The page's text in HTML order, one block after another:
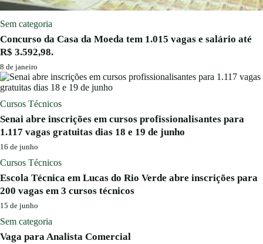
Sem categoria
Concurso da Casa da Moeda tem 1.015 vagas e salário até
R$ 3.592,98.
8 de janeiro
Cursos Técnicos
Senai abre inscrições em cursos profissionalisantes para
1.117 vagas gratuitas dias 18 e 19 de junho
16 de junho
Cursos Técnicos
Escola Técnica em Lucas do Rio Verde abre inscrições para
200 vagas em 3 cursos técnicos
15 de junho
Sem categoria
Vaga para Analista Comercial